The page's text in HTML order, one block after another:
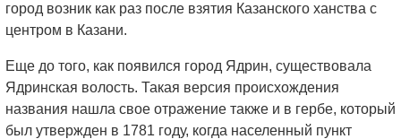
город возник как раз после взятия Казанского ханства с
центром в Казани.
Еще до того, как появился город Ядрин, существовала
Ядринская волость. Такая версия происхождения
названия нашла свое отражение также и в гербе, который
был утвержден в 1781 году, когда населенный пункт